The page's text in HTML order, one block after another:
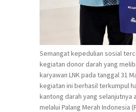
Semangat kepedulian sosial
kegiatan donor darah yang
karyawan LNK pada tanggal 31
kegiatan ini berhasil terkumpul
kantong darah yang selanjutnya
melalui Palang Merah Indonesia